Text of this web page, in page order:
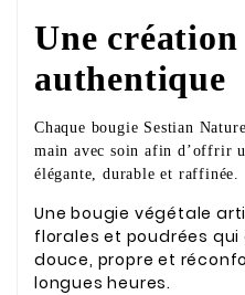
Une
authentique
Chaque bougie Sestian
main avec soin afin d’offrir
élégante, durable et raffinée.
Une bougie végétale
florales et poudrées
douce, propre et
longues heures.